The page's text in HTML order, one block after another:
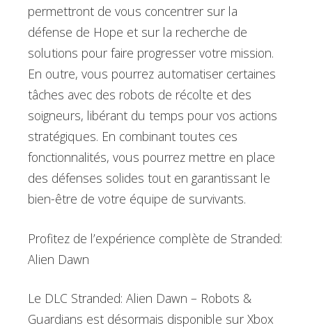
permettront de vous concentrer sur la
défense de Hope et sur la recherche de
solutions pour faire progresser votre mission.
En outre, vous pourrez automatiser certaines
tâches avec des robots de récolte et des
soigneurs, libérant du temps pour vos actions
stratégiques. En combinant toutes ces
fonctionnalités, vous pourrez mettre en place
des défenses solides tout en garantissant le
bien-être de votre équipe de survivants.
Profitez de l’expérience complète de Stranded:
Alien Dawn
Le DLC Stranded: Alien Dawn – Robots &
Guardians est désormais disponible sur Xbox